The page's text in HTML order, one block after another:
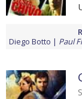
Diego Botto
Paul